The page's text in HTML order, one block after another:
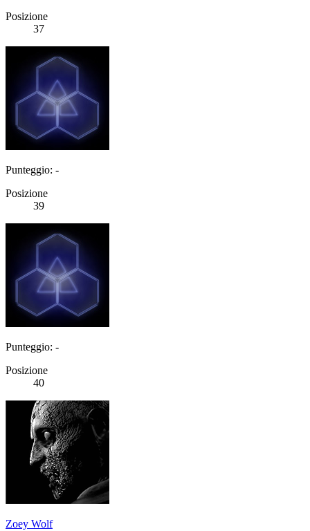
Posizione
37
Punteggio: -
Posizione
39
Punteggio: -
Posizione
40
Zoey Wolf